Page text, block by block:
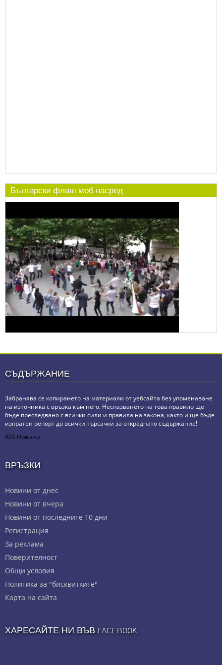
Български флаш моб насред...
СЪДЪРЖАНИЕ
Забранява се копирането на материали от уебсайта без упоменаване
на източника с връзка към него. Неспазването на това правило ще
бъде преследвано с всички сили и правила на закона, както и ще бъде
изпратен репорт до всички търсачки за откраднато съдържание!
RSS Новини
ВРЪЗКИ
Новини от днес
Новини от вчера
Новини от последните 10 дни
Регистрация
За реклама
Πoвepитeлнocт
Общи условия
Политика за "бисквитките"
Карта на сайта
ХАРЕСАЙТЕ НИ ВЪВ FACEBOOK